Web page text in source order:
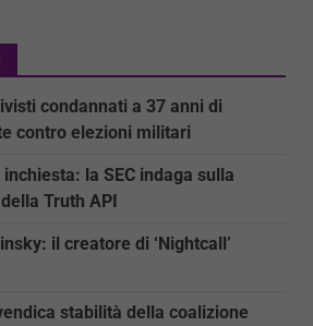
condannati a 37 anni di
contro elezioni militari
la SEC indaga sulla
Truth API
il creatore di ‘Nightcall’
stabilità della coalizione